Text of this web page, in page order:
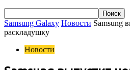
Samsung Galaxy Новости Samsung
раскладушку
Новости